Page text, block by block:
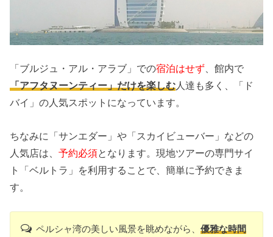
「ブルジュ・アル・アラブ」での宿泊はせず 、館内で
「アフタヌーンティー」だけを楽しむ 人達も多く、「ド
バイ」の人気スポットになっています。
ちなみに「サンエダー」や「スカイビューバー」などの
人気店は、予約必須となります。現地ツアーの専門サイ
ト「ベルトラ」を利用することで、簡単に予約できま
す。
ペルシャ湾の美しい風景を眺めながら、 優雅な時間